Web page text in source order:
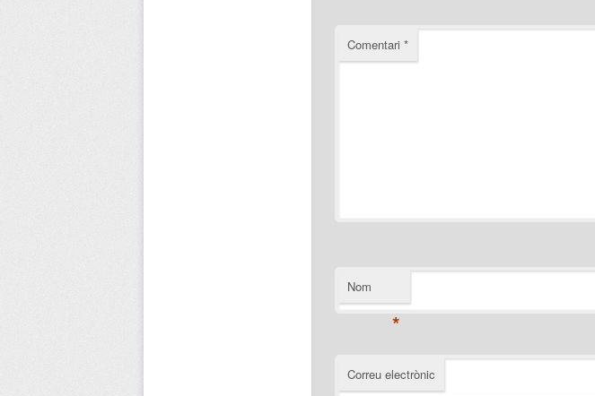
Comentari *
Nom
*
Correu electrònic